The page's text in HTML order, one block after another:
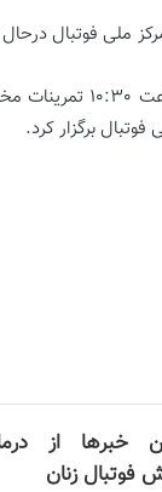
فنی در مرکز ملی فوتبال
و به نقل از فدراسیون فوتبال، تیم ملی فوتبال دختران
فوتبال زنان